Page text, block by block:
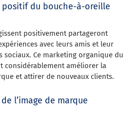
positif du bouche-à-oreille
positivement partageront
avec leurs amis et leur
sociaux. Ce marketing organique du
considérablement améliorer la
et attirer de nouveaux clients.
l’image de marque